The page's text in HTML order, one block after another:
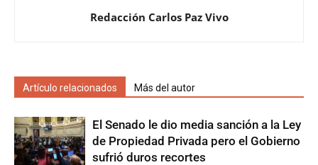
Redacción Carlos Paz Vivo
Artículo relacionados Más del autor
El Senado le dio media sanción a la Ley
de Propiedad Privada pero el Gobierno
sufrió duros recortes